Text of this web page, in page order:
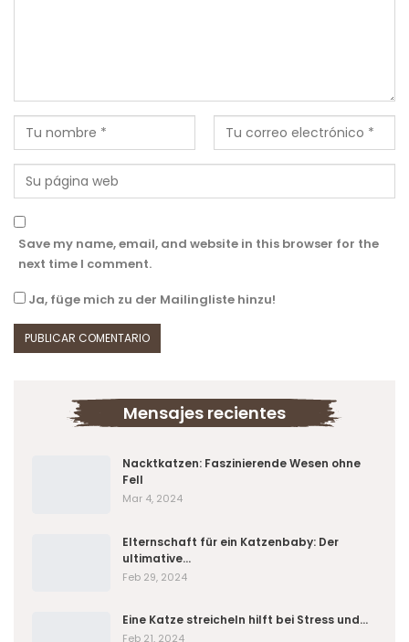
Save my name, email, and website in this browser for the
next time I comment.
Ja, füge mich zu der Mailingliste hinzu!
Mensajes recientes
Nacktkatzen: Faszinierende Wesen ohne
Fell
Mar 4, 2024
Elternschaft für ein Katzenbaby: Der
ultimative…
Feb 29, 2024
Eine Katze streicheln hilft bei Stress und…
Feb 21, 2024